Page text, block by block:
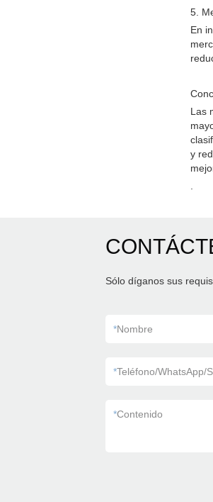
5.
En
Las
y
Sólo díganos sus
*Nombre
*Teléfono/WhatsApp/
*Contenido